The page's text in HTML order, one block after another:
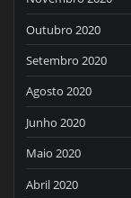
Outubro 2020
Setembro 2020
Agosto 2020
Junho 2020
Maio 2020
Abril 2020